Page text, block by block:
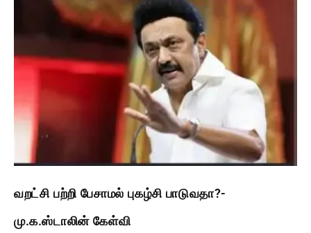
வறட்சி பற்றி பேசாமல் புகழ்சி பாடுவதா?-
மு.க.ஸ்டாலின் கேள்வி